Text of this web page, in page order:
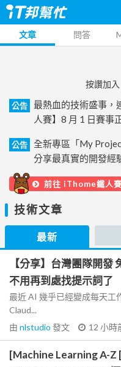
文章 問答
按讚加
公告
最熱血的技術盛事，
人賽】8 月 1 日賽事
公告
全新專區「My
分享最真實的開發經
前往 iThome鐵人賽
技術文章
最新
【分享】台灣團隊開
不用再到處找提示詞了
最近 AI 幾乎已經變成每天工
Claud...
由 nlstudio 發文 12 小時
[Machine Learning A-Z